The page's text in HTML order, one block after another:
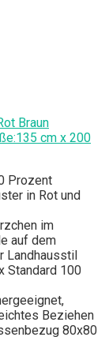
Braun
cm x 200
Prozent
in Rot und
im
auf dem
Landhausstil
Standard 100
Beziehen
80x80